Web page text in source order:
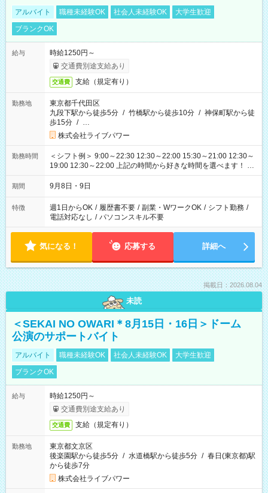
アルバイト 職種未経験OK 社会人未経験OK
大学生歓迎
ブランクOK
給与
時給1250円～
交通費別途支給あり
交通費 支給（規定有り）
勤務地
東京都千代田区
九段下駅から徒歩5分 / 竹橋駅から徒歩10分 / 神保町駅から徒
歩15分 / …
株式会社ライブパワー
勤務時間
＜シフト例＞ 9:00～22:30 12:30～22:00 15:30～21:00 12:30～
19:00 12:30～22:00 上記の時間から好きな時間を選べます！ ※
時間は変更となる可能性があります
期間 9月8日・9日
特徴 週1日からOK / 履歴書不要 / 副業・WワークOK / シフト勤務 /
電話対応なし / パソコンスキル不要
気になる！ 応募する 詳細へ
掲載日：2026.08.04
未読
＜SEKAI NO OWARI＊8月15日・16日＞ドーム
公演のサポートバイト
アルバイト 職種未経験OK 社会人未経験OK
大学生歓迎
ブランクOK
給与
時給1250円～
交通費別途支給あり
交通費 支給（規定有り）
勤務地
東京都文京区
後楽園駅から徒歩5分 / 水道橋駅から徒歩5分 / 春日(東京都)駅
から徒歩7分
株式会社ライブパワー